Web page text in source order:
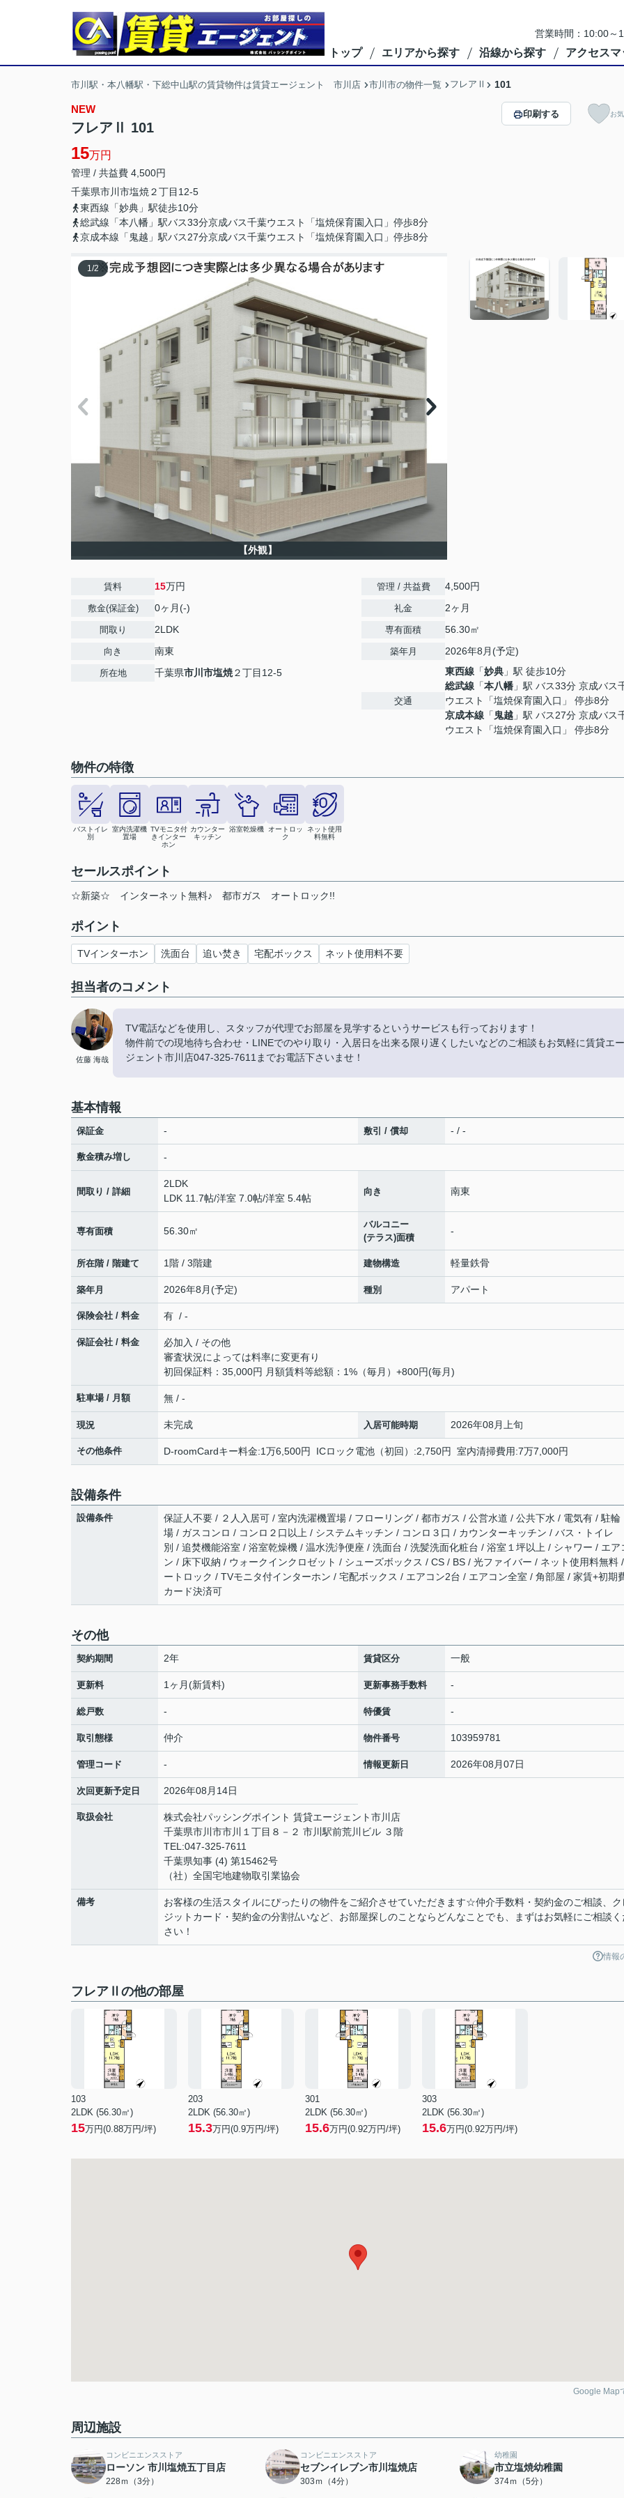
営業時間：10:00～
トップ エリアから探す 沿線から探す アクセスマ
市川駅・本八幡駅・下総中山駅の賃貸物件は賃貸エージェント 市川店 市川市の物件一覧 フレアⅡ 101
NEW
フレアⅡ 101
15万円
管理 / 共益費 4,500円
千葉県市川市塩焼２丁目12-5
東西線「妙典」駅徒歩10分
総武線「本八幡」駅バス33分京成バス千葉ウエスト「塩焼保育園入口」停歩8分
京成本線「鬼越」駅バス27分京成バス千葉ウエスト「塩焼保育園入口」停歩8分
印刷する お
1/2
【外観】
賃料 15万円
敷金(保証金) 0ヶ月(-)
間取り 2LDK
向き 南東
所在地 千葉県市川市塩焼２丁目12-5
管理 / 共益費 4,500円
礼金 2ヶ月
専有面積 56.30㎡
築年月 2026年8月(予定)
交通
東西線 「妙典 」駅 徒歩10分
総武線 「本八幡 」駅 バス33分 京成バス
ウエスト「塩焼保育園入口」 停歩8分
京成本線 「 鬼越 」駅 バス27分 京成バス
ウエスト「塩焼保育園入口」 停歩8分
物件の特徴
バストイレ
別
室内洗濯機
置場
TVモニタ付
きインター
ホン
カウンター
キッチン
浴室乾燥機
オートロッ
ク
ネット使用
料無料
セールスポイント
☆新築☆ インターネット無料♪ 都市ガス オートロック!!
ポイント
TVインターホン 洗面台 追い焚き 宅配ボックス ネット使用料不要
担当者のコメント
佐藤 海哉
TV電話などを使用し、スタッフが代理でお部屋を見学するというサービスも行っております！
物件前での現地待ち合わせ・LINEでのやり取り・入居日を出来る限り遅くしたいなどのご相談もお気軽に賃貸エー
ジェント市川店047-325-7611までお電話下さいませ！
基本情報
保証金 - 敷引 / 償却 - / -
敷金積み増し -
間取り / 詳細
2LDK
LDK 11.7帖/洋室 7.0帖/洋室 5.4帖
向き 南東
専有面積 56.30㎡
バルコニー
(テラス)面積
-
所在階 / 階建て 1階 / 3階建 建物構造 軽量鉄骨
築年月 2026年8月(予定) 種別 アパート
保険会社 / 料金 有 / -
保証会社 / 料金
必加入 / その他
審査状況によっては料率に変更有り
初回保証料：35,000円 ⽉額賃料等総額：1%（毎月）+800円(毎月)
駐車場 / 月額 無 / -
現況 未完成 入居可能時期 2026年08月上旬
その他条件 D-roomCardキー料金:1万6,500円 ICロック電池（初回）:2,750円 室内清掃費用:7万7,000円
設備条件
設備条件
保証人不要 / ２人入居可 / 室内洗濯機置場 / フローリング / 都市ガス / 公営水道 / 公共下水 / 電気有 / 駐輪
場 / ガスコンロ / コンロ２口以上 / システムキッチン / コンロ３口 / カウンターキッチン / バス・トイレ
別 / 追焚機能浴室 / 浴室乾燥機 / 温水洗浄便座 / 洗面台 / 洗髪洗面化粧台 / 浴室１坪以上 / シャワー / エア
ン / 床下収納 / ウォークインクロゼット / シューズボックス / CS / BS / 光ファイバー / ネット使用料無料
ートロック / TVモニタ付インターホン / 宅配ボックス / エアコン2台 / エアコン全室 / 角部屋 / 家賃+初期
カード決済可
その他
契約期間 2年 賃貸区分 一般
更新料 1ヶ月(新賃料) 更新事務手数料 -
総戸数 - 特優賃 -
取引態様 仲介 物件番号 103959781
管理コード - 情報更新日 2026年08月07日
次回更新予定日 2026年08月14日
取扱会社
株式会社パッシングポイント 賃貸エージェント市川店
千葉県市川市市川１丁目８－２ 市川駅前荒川ビル ３階
TEL:047-325-7611
千葉県知事 (4) 第15462号
（社）全国宅地建物取引業協会
備考
お客様の生活スタイルにぴったりの物件をご紹介させていただきます☆仲介手数料・契約金のご相談、ク
ジットカード・契約金の分割払いなど、お部屋探しのことならどんなことでも、まずはお気軽にご相談く
さい！
情報
フレアⅡの他の部屋
103
2LDK (56.30㎡)
15万円(0.88万円/坪)
203
2LDK (56.30㎡)
15.3万円(0.9万円/坪)
301
2LDK (56.30㎡)
15.6万円(0.92万円/坪)
303
2LDK (56.30㎡)
15.6万円(0.92万円/坪)
Google Map
周辺施設
コンビニエンスストア
ローソン 市川塩焼五丁目店
228ｍ（3分）
コンビニエンスストア
セブンイレブン市川塩焼店
303ｍ（4分）
幼稚園
市立塩焼幼稚園
374ｍ（5分）